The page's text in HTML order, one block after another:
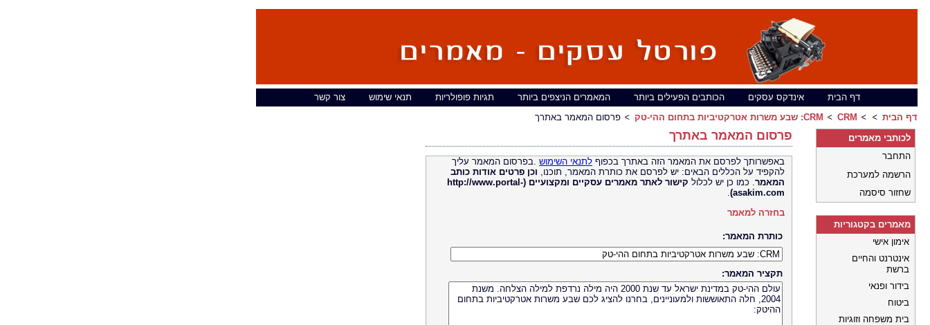
דף הבית אינדקס עסקים הכותבים הפעילים ביותר המאמרים הניצפים ביותר תגיות פופולריות תנאי שימוש
צור קשר
דף הבית
CRM CRM: שבע משרות אטרקטיביות בתחום ההי-טק פרסום המאמר באתרך
פרסום המאמר באתרך
באפשרותך לפרסם את המאמר הזה באתרך בכפוף לתנאי השימוש .בפרסום המאמר עליך
להקפיד על הכללים הבאים: יש לפרסם את כותרת המאמר, תוכנו, וכן פרטים אודות כותב
המאמר. כמו כן יש לכלול קישור לאתר
מאמרים עסקיים ומקצועיים (http://www.portal-
asakim.com)
.
בחזרה למאמר
כותרת המאמר:
תקציר המאמר:
לכותבי מאמרים
התחבר
הרשמה למערכת
שחזור סיסמה
מאמרים בקטגוריות
אימון אישי
אינטרנט והחיים
ברשת
בידור ופנאי
ביטוח
בית משפחה וזוגיות